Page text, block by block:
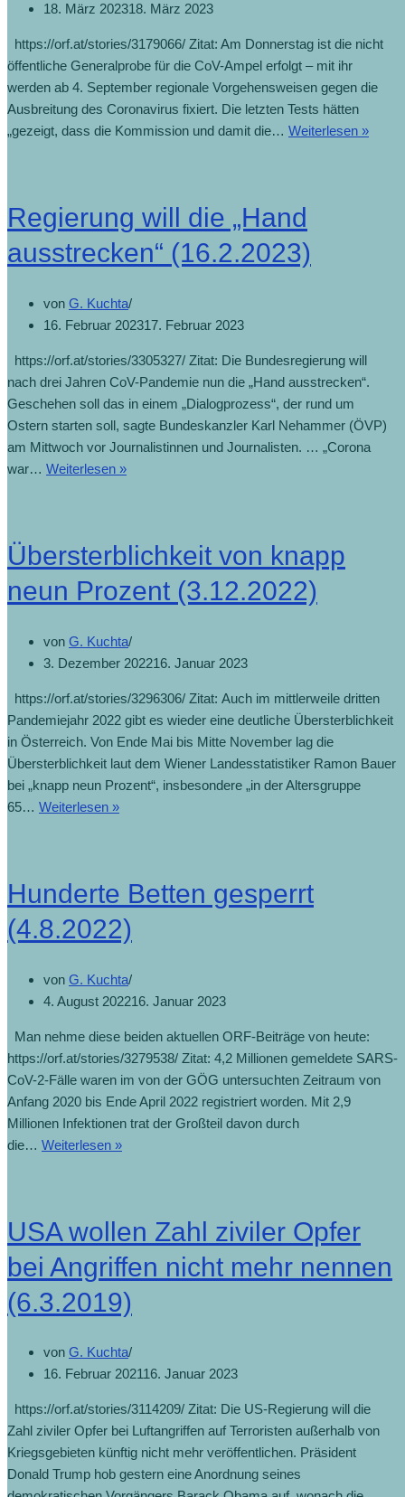
18. März 202318. März 2023
https://orf.at/stories/3179066/ Zitat: Am Donnerstag ist die nicht
öffentliche Generalprobe für die CoV-Ampel erfolgt – mit ihr
werden ab 4. September regionale Vorgehensweisen gegen die
Ausbreitung des Coronavirus fixiert. Die letzten Tests hätten
„gezeigt, dass die Kommission und damit die… Weiterlesen »
Regierung will die „Hand
ausstrecken“ (16.2.2023)
von G. Kuchta
16. Februar 202317. Februar 2023
https://orf.at/stories/3305327/ Zitat: Die Bundesregierung will
nach drei Jahren CoV-Pandemie nun die „Hand ausstrecken“.
Geschehen soll das in einem „Dialogprozess“, der rund um
Ostern starten soll, sagte Bundeskanzler Karl Nehammer (ÖVP)
am Mittwoch vor Journalistinnen und Journalisten. … „Corona
war… Weiterlesen »
Übersterblichkeit von knapp
neun Prozent (3.12.2022)
von G. Kuchta
3. Dezember 202216. Januar 2023
https://orf.at/stories/3296306/ Zitat: Auch im mittlerweile dritten
Pandemiejahr 2022 gibt es wieder eine deutliche Übersterblichkeit
in Österreich. Von Ende Mai bis Mitte November lag die
Übersterblichkeit laut dem Wiener Landesstatistiker Ramon Bauer
bei „knapp neun Prozent“, insbesondere „in der Altersgruppe
65… Weiterlesen »
Hunderte Betten gesperrt
(4.8.2022)
von G. Kuchta
4. August 202216. Januar 2023
Man nehme diese beiden aktuellen ORF-Beiträge von heute:
https://orf.at/stories/3279538/ Zitat: 4,2 Millionen gemeldete SARS-
CoV-2-Fälle waren im von der GÖG untersuchten Zeitraum von
Anfang 2020 bis Ende April 2022 registriert worden. Mit 2,9
Millionen Infektionen trat der Großteil davon durch
die… Weiterlesen »
USA wollen Zahl ziviler Opfer
bei Angriffen nicht mehr nennen
(6.3.2019)
von G. Kuchta
16. Februar 202116. Januar 2023
https://orf.at/stories/3114209/ Zitat: Die US-Regierung will die
Zahl ziviler Opfer bei Luftangriffen auf Terroristen außerhalb von
Kriegsgebieten künftig nicht mehr veröffentlichen. Präsident
Donald Trump hob gestern eine Anordnung seines